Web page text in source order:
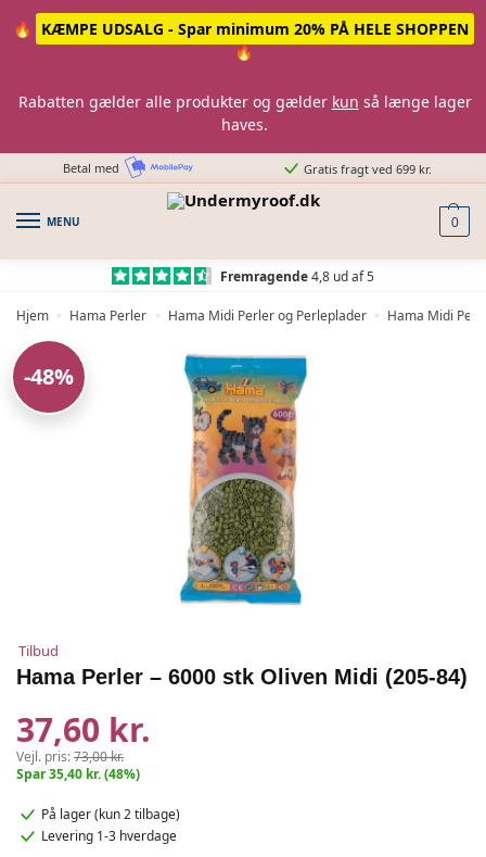
🔥
KÆMPE UDSALG - Spar minimum 20% PÅ HELE SHOPPEN
🔥
Rabatten gælder alle produkter og gælder kun så længe lager
haves.
Betal med Gratis fragt ved 699 kr.
MENU 0
Fremragende4,8 ud af 5
Hjem » Hama Perler » Hama Midi Perler og Perleplader » Hama Midi
-48%
Tilbud
Hama Perler – 6000 stk Oliven Midi (205-84)
37,60 kr.
Vejl. pris:73,00 kr.
Spar 35,40 kr. (48%)
På lager(kun 2 tilbage)
Levering 1-3 hverdage